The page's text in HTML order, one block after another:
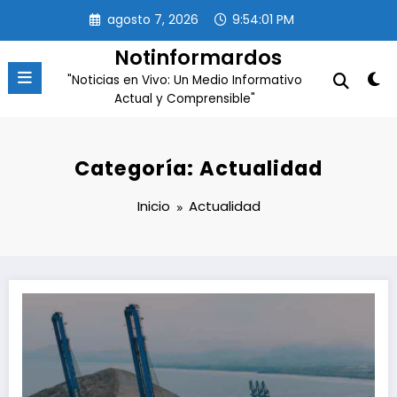
contenido
agosto 7, 2026 9:54:02 PM
Notinformardos
"Noticias en Vivo: Un Medio Informativo
Actual y Comprensible"
Categoría: Actualidad
Inicio Actualidad